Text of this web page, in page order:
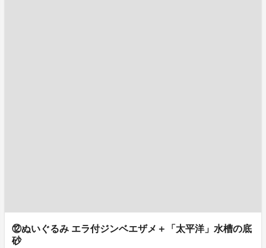
⑫ぬいぐるみ エラ付ジンベエザメ＋「太平洋」水槽の底
砂